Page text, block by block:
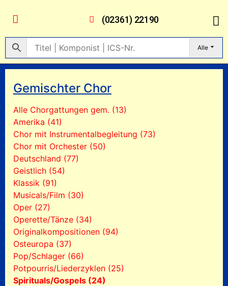
(02361) 22190
Alle
Gemischter Chor
Alle Chorgattungen gem. (13)
Amerika (41)
Chor mit Instrumentalbegleitung (73)
Chor mit Orchester (50)
Deutschland (77)
Geistlich (54)
Klassik (91)
Musicals/Film (30)
Oper (27)
Operette/Tänze (34)
Originalkompositionen (94)
Osteuropa (37)
Pop/Schlager (66)
Potpourris/Liederzyklen (25)
Spirituals/Gospels (24)